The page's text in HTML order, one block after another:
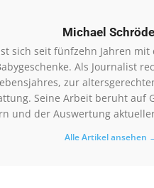
Michael
sich seit fünfzehn Jahren
Als Journalist
zur
Seine Arbeit beruht auf
und der Auswertung
Alle Artikel ansehen